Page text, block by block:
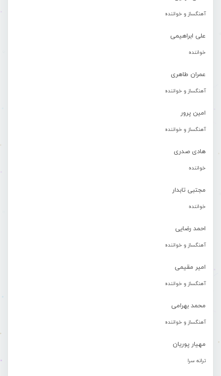
آهنگساز و خواننده
علی ابراهیمی
خواننده
عمران طاهری
آهنگساز و خواننده
امین پرور
آهنگساز و خواننده
هادی صدری
خواننده
مجتبی تابدار
خواننده
احمد رضایی
آهنگساز و خواننده
امیر مقیمی
آهنگساز و خواننده
محمد بهرامی
آهنگساز و خواننده
مهیار پوریان
ترانه سرا